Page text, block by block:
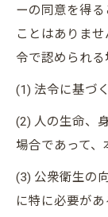
ーの同意を得
ことはありま
令で認められる
(1) 法令に基づ
(2) 人の生命、
場合であって
(3) 公衆衛生の
に特に必要が